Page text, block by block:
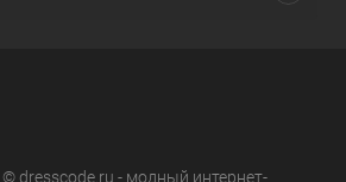
dresscode.ru - модный интернет-